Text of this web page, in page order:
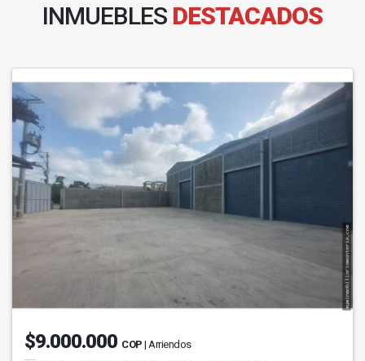
INMUEBLES DESTACADOS
$9.000.000 COP | Arriendos